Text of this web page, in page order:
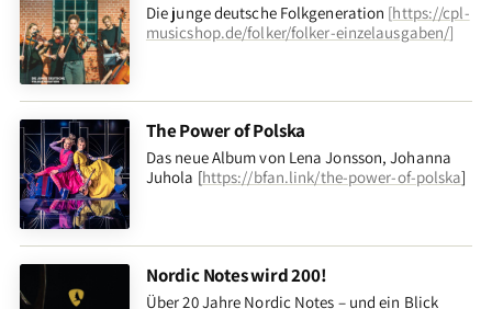
Die junge deutsche Folkgeneration [https://cpl-
musicshop.de/folker/folker-einzelausgaben/]
The Power of Polska
Das neue Album von Lena Jonsson, Johanna
Juhola [https://bfan.link/the-power-of-polska]
Nordic Notes wird 200!
Über 20 Jahre Nordic Notes – und ein Blick